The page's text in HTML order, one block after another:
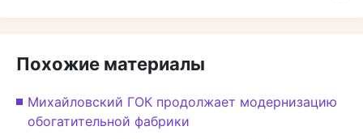
Похожие материалы
Михайловский ГОК продолжает модернизацию
обогатительной фабрики